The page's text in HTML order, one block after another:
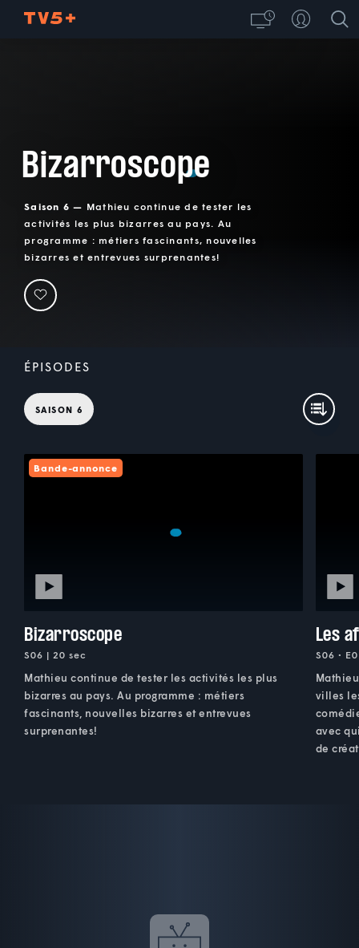
Bizarroscope
Saison 6 — Mathieu continue de tester les
activités les plus bizarres au pays. Au
programme : métiers fascinants, nouvelles
bizarres et entrevues surprenantes!
ÉPISODES
SAISON 6
Bande-annonce
Bizarroscope
S06 | 20 sec
Mathieu continue de tester les activités les plus
bizarres au pays. Au programme : métiers
fascinants, nouvelles bizarres et entrevues
surprenantes!
Les
S06 •
villes
avec
de